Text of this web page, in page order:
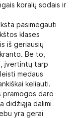
koralų sodais ir
pasimėgauti
klasės
iš geriausių
Be to,
įvertintų tarp
medaus
keliauti.
pramogos daro
didžiąja dalimi
yra gerai